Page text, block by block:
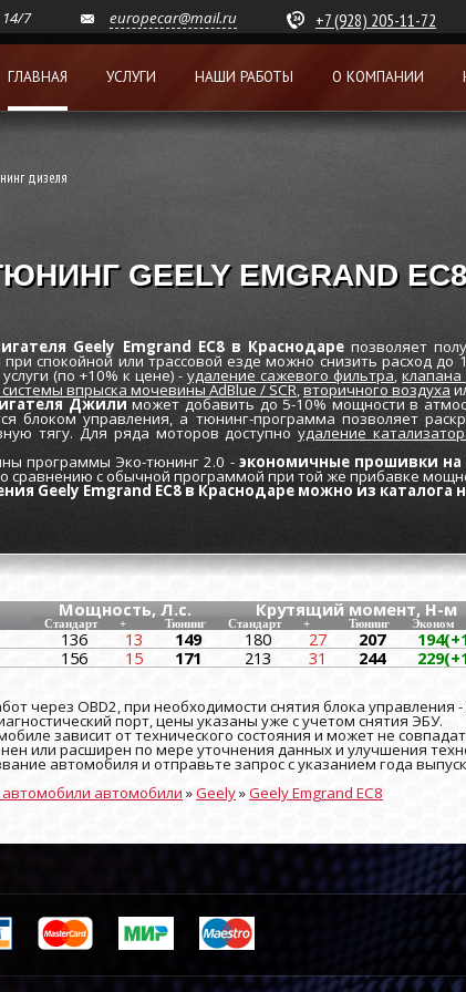
7 europecar@mail.ru +7 (928) 205-11-72
ГЛАВНАЯ УСЛУГИ НАШИ РАБОТЫ О КОМПАНИИ
дизеля
GEELY EMGRAND
Geely Emgrand EC8 в Краснодаре позволяет
спокойной или трассовой езде можно снизить расход
(по +10% к цене) -удаление сажевого фильтра,клапана
впрыска мочевины AdBlue / SCR,вторичного воздуха
Джилиможет добавить до 5-10% мощности в
блоком управления, а тюнинг-программа позволяет
тягу. Для ряда моторов доступноудаление
программы Эко-тюнинг 2.0 - экономичные прошивки на
сравнению с обычной программой при той же прибавке
Geely Emgrand EC8 в Краснодаре можно из каталога
Мощность, Л.с. Крутящий момент, Н-м
Стандарт + Тюнинг Стандарт + Тюнинг Эконом
136 13 149 180 27 207
156 15 171 213 31 244
через OBD2, при необходимости снятия блока управления -
порт, цены указаны уже с учетом снятия ЭБУ.
зависит от технического состояния и может не
или расширен по мере уточнения данных и улучшения
автомобиля и отправьте запрос с указанием года
автомобили »Geely»Geely Emgrand EC8